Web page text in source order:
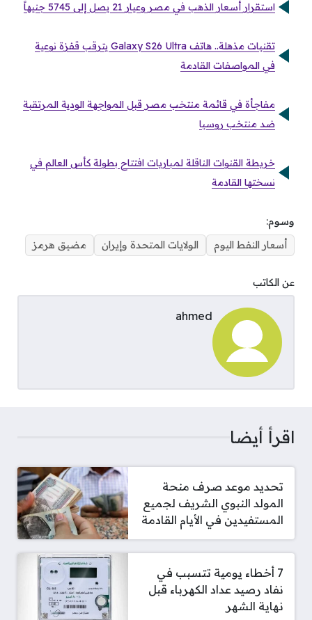
استقرار أسعار الذهب في مصر وعيار 21 يصل إلى 5745 جنيهاً
تقنيات مذهلة.. هاتف Galaxy S26 Ultra يترقب قفزة نوعية
في المواصفات القادمة
مفاجأة في قائمة منتخب مصر قبل المواجهة الودية المرتقبة
ضد منتخب روسيا
خريطة القنوات الناقلة لمباريات افتتاح بطولة كأس العالم في
نسختها القادمة
وسوم:
أسعار النفط اليوم
الولايات المتحدة وإيران مضيق هرمز
عن الكاتب
ahmed
اقرأ أيضا
تحديد موعد صرف منحة
المولد النبوي الشريف لجميع
المستفيدين في الأيام القادمة
7 أخطاء يومية تتسبب في
نفاد رصيد عداد الكهرباء قبل
نهاية الشهر